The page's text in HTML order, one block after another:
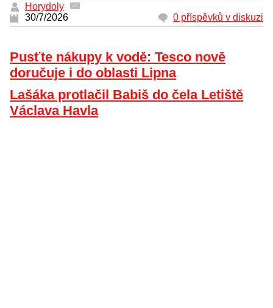
Horydoly
30/7/2026
0 příspěvků v diskuzi
Pusťte nákupy k vodě: Tesco nově
doručuje i do oblasti Lipna
Lašáka protlačil Babiš do čela Letiště
Václava Havla